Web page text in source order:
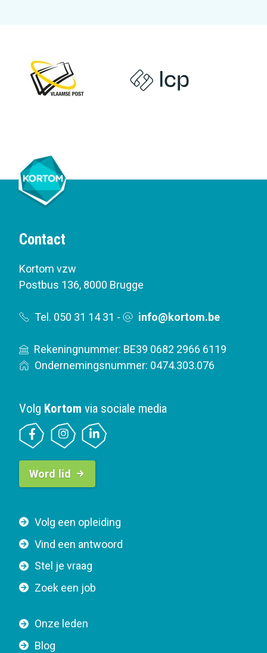
Contact
Kortom vzw
Postbus 136, 8000 Brugge
Tel. 050 31 14 31 - info@kortom.be
Rekeningnummer: BE39 0682 2966 6119
Ondernemingsnummer: 0474.303.076
F
o
t
e
a
v
Volg een opleiding
Vind een antwoord
Stel je vraag
Zoek een job
Onze leden
Blog
Volg Kortom via sociale media
B
t
o
n
a
v
g
Word lid